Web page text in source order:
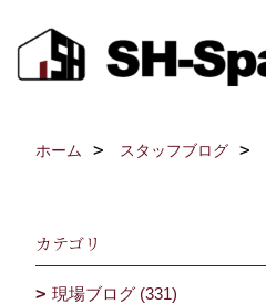
ホーム スタッフブログ
カテゴリ
現場ブログ (331)